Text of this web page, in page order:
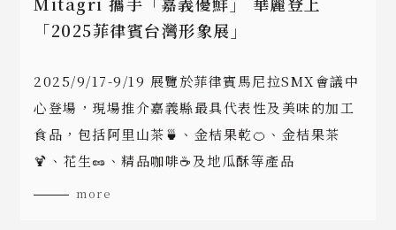
「2025菲律賓台灣形象展」
2025/9/17-9/19 展覽於菲律賓馬尼拉SMX會議中
心登場，現場推介嘉義縣最具代表性及美味的加工
食品，包括阿里山茶🍵、金桔果乾🍊、金桔果茶
🍹、花生🥜、精品咖啡☕及地瓜酥等產品
more